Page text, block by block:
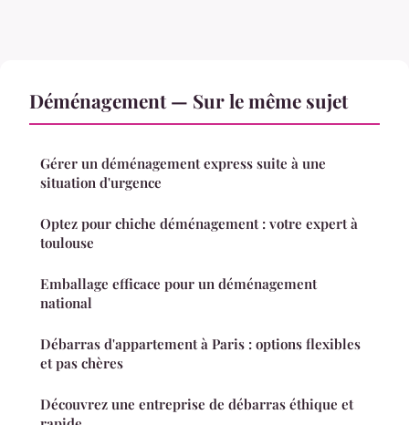
Déménagement — Sur le même sujet
Gérer un déménagement express suite à une
situation d'urgence
Optez pour chiche déménagement : votre expert à
toulouse
Emballage efficace pour un déménagement
national
Débarras d'appartement à Paris : options flexibles
et pas chères
Découvrez une entreprise de débarras éthique et